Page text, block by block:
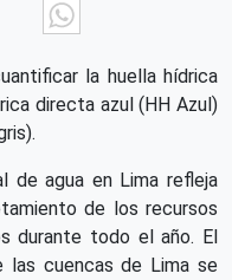
Twitter
la huella hídrica
directa azul (HH Azul)
de agua en Lima refleja
de los recursos
durante todo el año. El
las cuencas de Lima se